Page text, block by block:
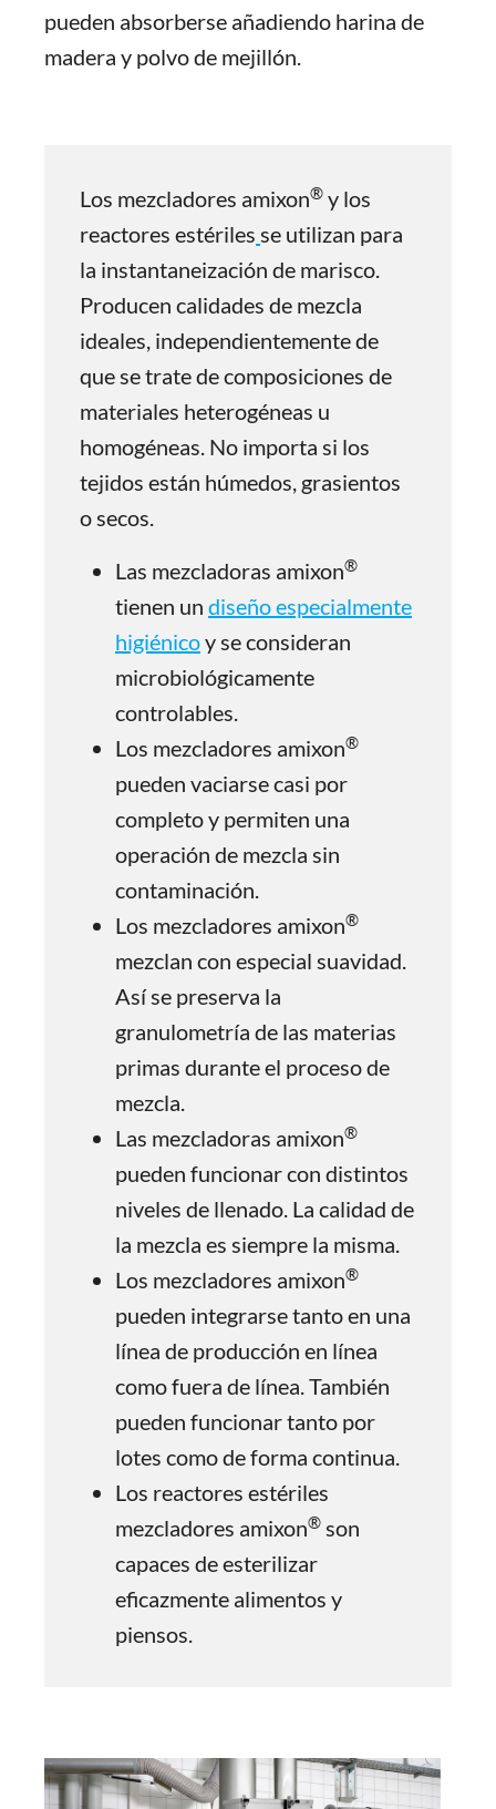
pueden absorberse añadiendo harina de
madera y polvo de mejillón.
Los mezcladores amixon® y los
reactores estériles se utilizan para
la instantaneización de marisco.
Producen calidades de mezcla
ideales, independientemente de
que se trate de composiciones de
materiales heterogéneas u
homogéneas. No importa si los
tejidos están húmedos, grasientos
o secos.
Las mezcladoras amixon®
tienen un diseño especialmente
higiénicoy se consideran
microbiológicamente
controlables.
Los mezcladores amixon®
pueden vaciarse casi por
completo y permiten una
operación de mezcla sin
contaminación.
Los mezcladores amixon®
mezclan con especial suavidad.
Así se preserva la
granulometría de las materias
primas durante el proceso de
mezcla.
Las mezcladoras amixon®
pueden funcionar con distintos
niveles de llenado. La calidad de
la mezcla es siempre la misma.
Los mezcladores amixon®
pueden integrarse tanto en una
línea de producción en línea
como fuera de línea. También
pueden funcionar tanto por
lotes como de forma continua.
Los reactores estériles
mezcladores amixon® son
capaces de esterilizar
eficazmente alimentos y
piensos.